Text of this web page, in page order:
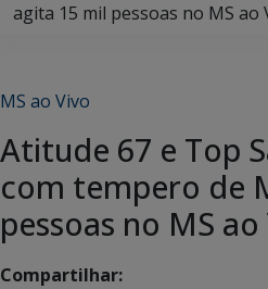
agita 15 mil pessoas no MS ao
MS ao Vivo
Atitude 67 e Top
com tempero de
pessoas no MS ao
Compartilhar: